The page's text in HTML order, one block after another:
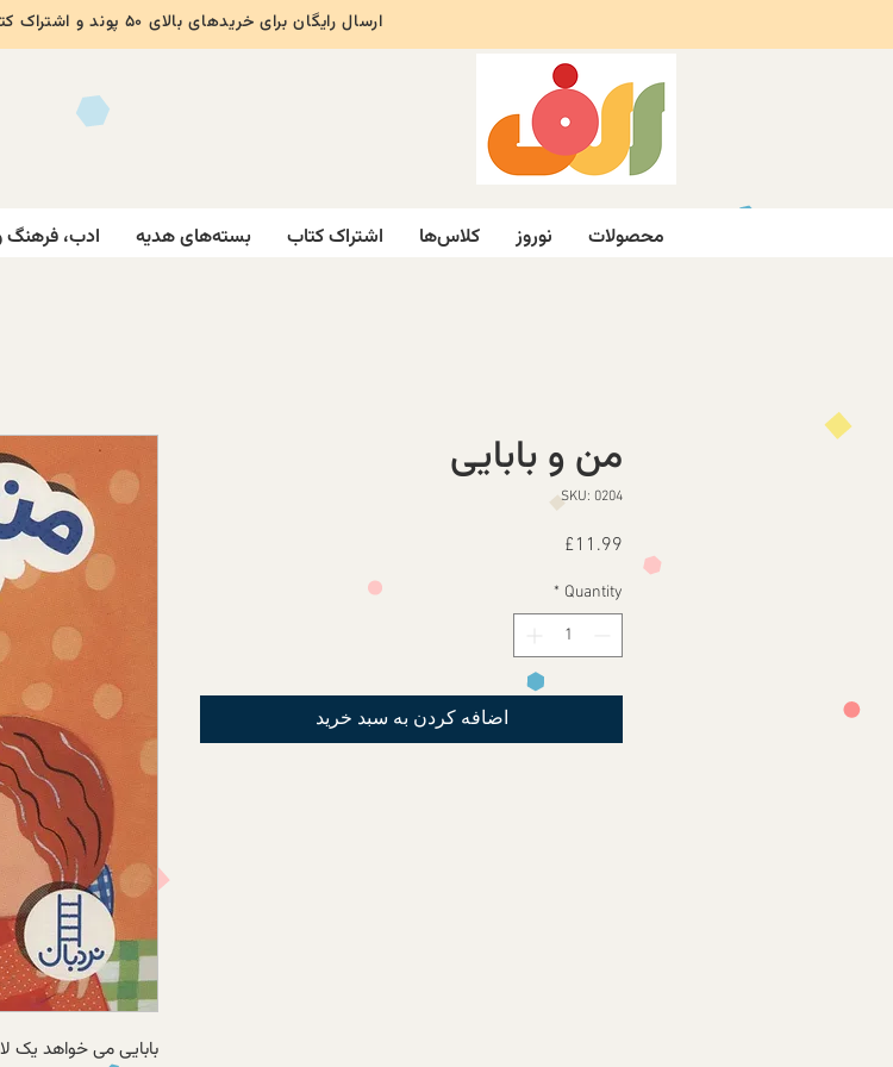
ارسال رایگان برای خریدهای بالای ۵۰ پوند و اشتراک کتاب‌ها در بریتانیا
محصولات نوروز کلاس‌ها اشتراک کتاب بسته‌های هدیه ادب، فرهنگ
بابایی می خواهد یک
من و بابایی
SKU: 0204
£11.99
Quantity
*
اضافه کردن به سبد خرید